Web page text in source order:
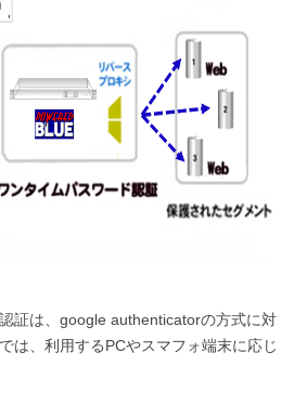
証は、google authenticatorの方式に対
は、利用するPCやスマフォ端末に応じ